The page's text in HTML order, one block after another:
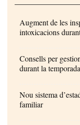
Augment de les
intoxicacions
Consells per
durant la
Nou sistema
familiar